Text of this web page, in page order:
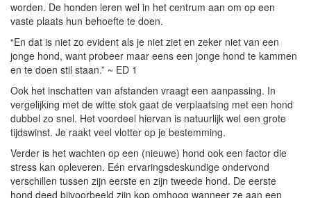
worden. De honden leren wel in het centrum aan om op een
vaste plaats hun behoefte te doen.
“En dat is niet zo evident als je niet ziet en zeker niet van een
jonge hond, want probeer maar eens een jonge hond te kammen
en te doen stil staan.” ~ ED 1
Ook het inschatten van afstanden vraagt een aanpassing. In
vergelijking met de witte stok gaat de verplaatsing met een hond
dubbel zo snel. Het voordeel hiervan is natuurlijk wel een grote
tijdswinst. Je raakt veel vlotter op je bestemming.
Verder is het wachten op een (nieuwe) hond ook een factor die
stress kan opleveren. Eén ervaringsdeskundige ondervond
verschillen tussen zijn eerste en zijn tweede hond. De eerste
hond deed bijvoorbeeld zijn kop omhoog wanneer ze aan een